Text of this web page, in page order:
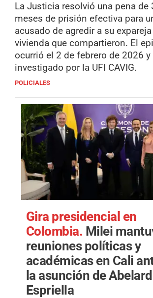
La Justicia resolvió una pena de
meses de prisión efectiva para
acusado de agredir a su
vivienda que compartieron. El
ocurrió el 2 de febrero de 2026 y
investigado por la UFI CAVIG.
POLICIALES
Gira presidencial en
Colombia. Milei
reuniones políticas y
académicas en Cali
la asunción de
Espriella